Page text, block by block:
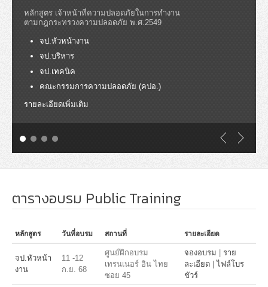
หลักสูตร เจ้าหน้าที่ความปลอดภัยในการทำงาน
ตามกฎกระทรวงความปลอดภัย พ.ศ.2549
จป.หัวหน้างาน
จป.บริหาร
จป.เทคนิค
คณะกรรมการความปลอดภัย (คปอ.)
รายละเอียดเพิ่มเติม
ตารางอบรม Public Training
หลักสูตร วันที่อบรม สถานที่ รายละเอียด
จป.หัวหน้า
งาน
11 -12
ก.ย. 68
ศูนย์ฝึกอบรม
เทรนเนอร์ อิน ไทย
ซอย 45
จองอบรม
ราย
ละเอียด |ไฟล์โบร
ชัวร์